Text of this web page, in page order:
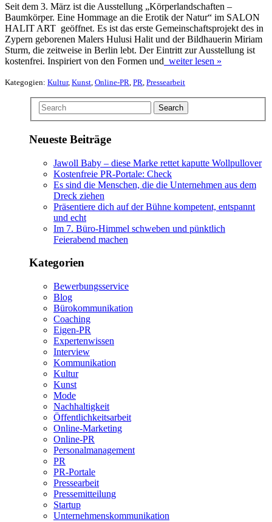
Seit dem 3. März ist die Ausstellung „Körperlandschaften –
Baumkörper. Eine Hommage an die Erotik der Natur“ im SALON
HALIT ART geöffnet. Es ist das erste Gemeinschaftsprojekt des in
Zypern geborenen Malers Hulusi Halit und der Bildhauerin Miriam
Sturm, die zeitweise in Berlin lebt. Der Eintritt zur Ausstellung ist
kostenfrei. Inspiriert von den Formen und weiter lesen »
Kategogien: Kultur, Kunst Online-PR PR Pressearbeit
Search
Neueste Beiträge
Jawoll Baby – diese Marke rettet kaputte Wollpullover
Kostenfreie PR-Portale: Check
Es sind die Menschen, die die Unternehmen aus dem
Dreck ziehen
Präsentiere dich auf der Bühne kompetent, entspannt
und echt
Im 7. Büro-Himmel schweben und pünktlich
Feierabend machen
Kategorien
Bewerbungsservice
Blog
Bürokommunikation
Coaching
Eigen-PR
Expertenwissen
Interview
Kommunikation
Kultur
Kunst
Mode
Nachhaltigkeit
Öffentlichkeitsarbeit
Online-Marketing
Online-PR
Personalmanagement
PR
PR-Portale
Pressearbeit
Pressemitteilung
Startup
Unternehmenskommunikation